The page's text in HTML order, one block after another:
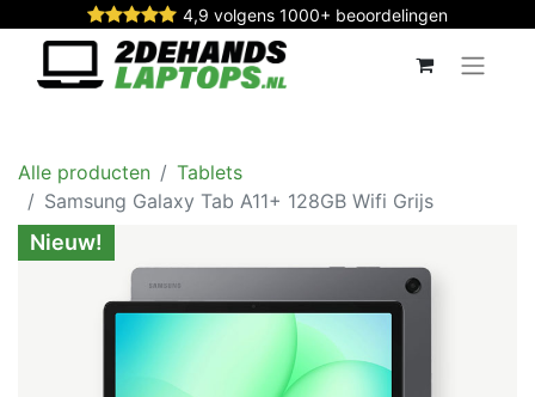
4,9 volgens 1000+ beoordelingen
Alle producten
Tablets
Samsung Galaxy Tab A11+ 128GB Wifi Grijs
Nieuw!